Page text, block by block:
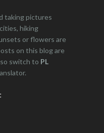
taking pictures
hiking
or flowers are
on this blog are
switch to PL